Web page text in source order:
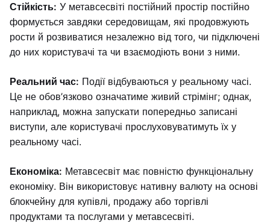
Стійкість: У метавсесвіті постійний простір постійно
формується завдяки середовищам, які продовжують
рости й розвиватися незалежно від того, чи підключені
до них користувачі та чи взаємодіють вони з ними.
Реальний час: Події відбуваються у реальному часі.
Це не обов’язково означатиме живий стрімінг; однак,
наприклад, можна запускати попередньо записані
виступи, але користувачі прослуховуватимуть їх у
реальному часі.
Економіка: Метавсесвіт має повністю функціональну
економіку. Він використовує нативну валюту на основі
блокчейну для купівлі, продажу або торгівлі
продуктами та послугами у метавсесвіті.